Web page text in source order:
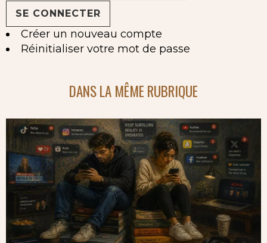
Créer un nouveau compte
Réinitialiser votre mot de passe
DANS LA MÊME RUBRIQUE